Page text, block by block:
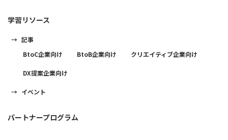
学習リソース
記事
BtoC企業向け
BtoB企業向け クリエイティブ企業向け
DX提案企業向け
イベント
パートナープログラム